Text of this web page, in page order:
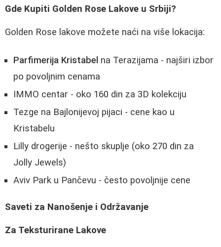
Gde Kupiti Golden Rose Lakove u Srbiji?
Golden Rose lakove možete naći na više lokacija:
Parfimerija Kristabel na Terazijama - najširi izbor
po povoljnim cenama
IMMO centar - oko 160 din za 3D kolekciju
Tezge na Bajlonijevoj pijaci - cene kao u
Kristabelu
Lilly drogerije - nešto skuplje (oko 270 din za
Jolly Jewels)
Aviv Park u Pančevu - često povoljnije cene
Saveti za Nanošenje i Održavanje
Za Teksturirane Lakove